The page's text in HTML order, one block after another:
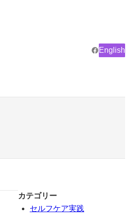
Facebook
English
カテゴリー
セルフケア実践